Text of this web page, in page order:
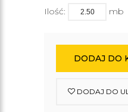
Ilość: mb
DODAJ DO
DODAJ DO